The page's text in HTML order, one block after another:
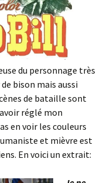
du personnage très
bison mais aussi
de bataille sont
réglé mon
en voir les couleurs
et mièvre est
En voici un extrait: